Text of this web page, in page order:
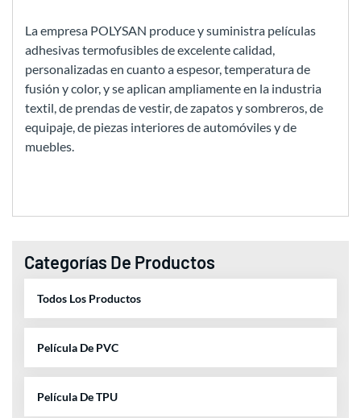
La empresa POLYSAN produce y suministra películas
adhesivas termofusibles de excelente calidad,
personalizadas en cuanto a espesor, temperatura de
fusión y color, y se aplican ampliamente en la industria
textil, de prendas de vestir, de zapatos y sombreros, de
equipaje, de piezas interiores de automóviles y de
muebles.
Categorías De Productos
Todos Los Productos
Película De PVC
Película De TPU